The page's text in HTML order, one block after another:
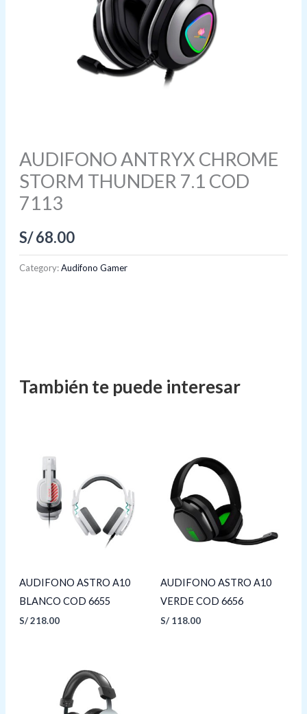
AUDIFONO ANTRYX CHROME
STORM THUNDER 7.1 COD
7113
S/68.00
Category:Audifono Gamer
AUDIFONO ASTRO A10
BLANCO COD 6655
S/218.00
AUDIFONO ASTRO A10
VERDE COD 6656
S/ 118.00